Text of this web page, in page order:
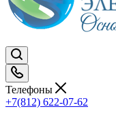
Телефоны
+7(812) 622-07-62